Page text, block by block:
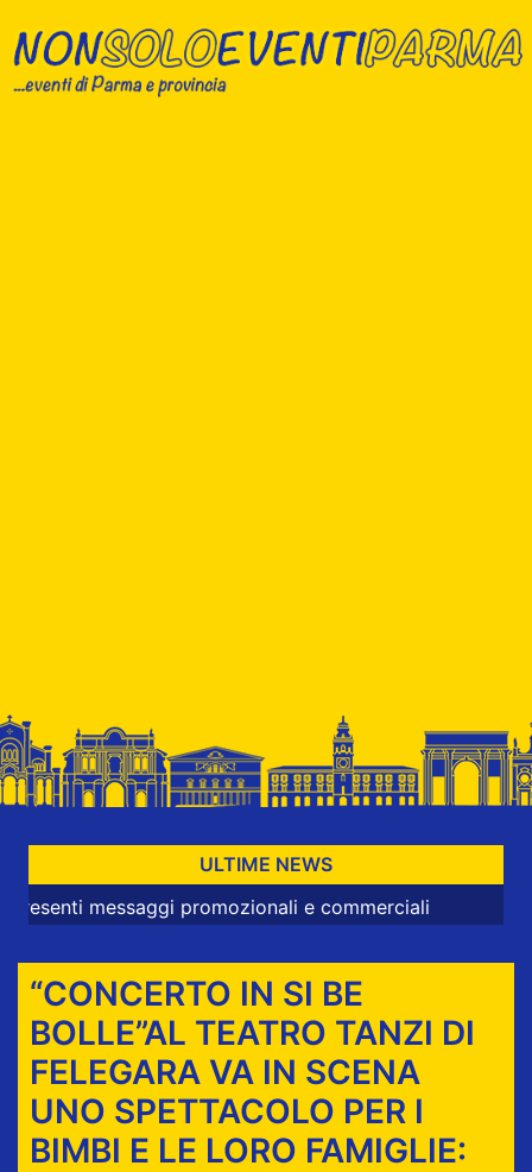
ULTIME NEWS
messaggi promozionali e commerciali
“CONCERTO IN SI BE
BOLLE”AL TEATRO TANZI DI
FELEGARA VA IN SCENA
UNO SPETTACOLO PER I
BIMBI E LE LORO FAMIGLIE: